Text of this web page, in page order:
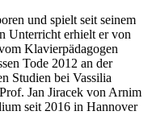
und spielt seit seinem
Unterricht erhielt er von
Klavierpädagogen
Tode 2012 an der
Studien bei Vassilia
Jan Jiracek von Arnim
seit 2016 in Hannover